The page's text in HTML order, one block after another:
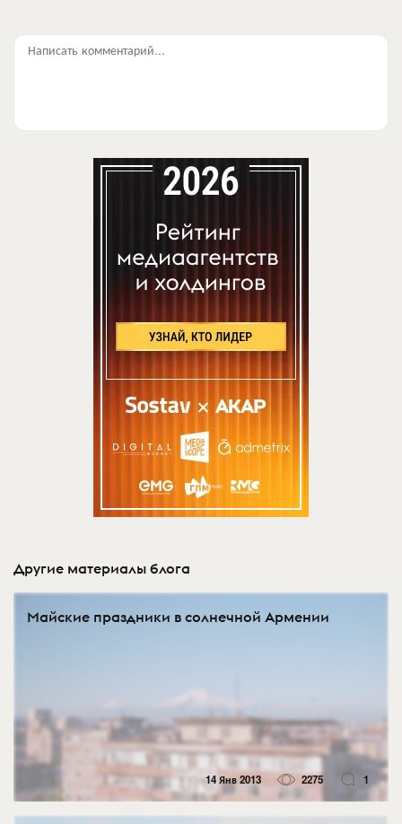
Написать комментарий...
Другие материалы блога
Майские праздники в солнечной Армении
14 Янв 2013 2275 1